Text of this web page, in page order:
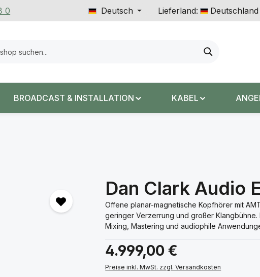
0 Deutsch Lieferland: Deutschland
BROADCAST & INSTALLATION KABEL
Dan Clark Audio
Offene planar-magnetische Kopfhörer mit
geringer Verzerrung und großer Klangbühne.
Mixing, Mastering und audiophile
Regulärer Preis:
4.999,00 €
Preise inkl. MwSt. zzgl. Versandkosten